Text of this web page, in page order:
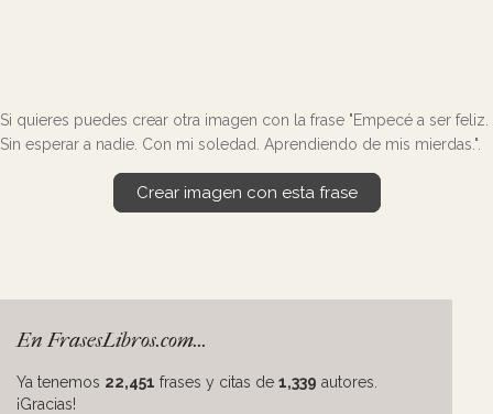
Si quieres puedes crear otra imagen con la frase "Empecé a ser feliz.
Sin esperar a nadie. Con mi soledad. Aprendiendo de mis mierdas.".
Crear imagen con esta frase
En FrasesLibros.com...
Ya tenemos 22,451 frases y citas de 1,339 autores.
¡Gracias!